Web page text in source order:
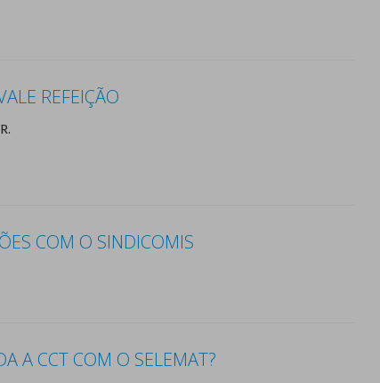
REFEIÇÃO
COM O SINDICOMIS
A CCT COM O SELEMAT?